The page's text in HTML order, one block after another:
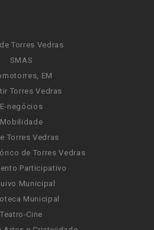
Torres Vedras
SMAS
EM
Torres Vedras
E-negócios
Mobilidade
Torres Vedras
de Torres Vedras
Participativo
Municipal
Municipal
Teatro-Cine